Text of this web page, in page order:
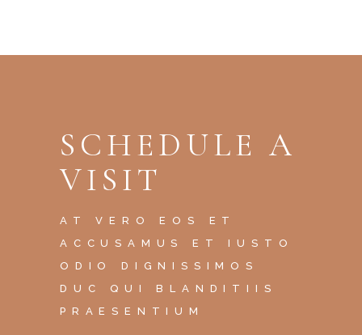
SCHEDULE A
VISIT
AT VERO EOS ET
ACCUSAMUS ET IUSTO
ODIO DIGNISSIMOS
DUC QUI BLANDITIIS
PRAESENTIUM